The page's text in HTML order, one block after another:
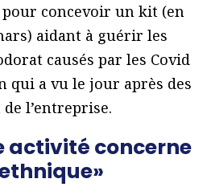
concevoir un kit (en
aidant à guérir les
causés par les Covid
qui a vu le jour après des
l’entreprise.
activité concerne